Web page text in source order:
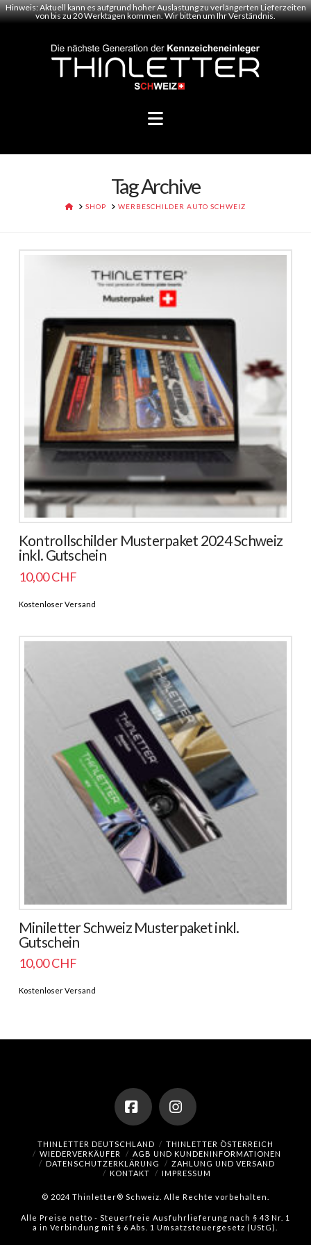
Hinweis: Aktuell kann es aufgrund hoher Auslastung zu verlängerten Lieferzeiten
von bis zu 20 Werktagen kommen. Wir bitten um Ihr Verständnis.
Navigation
Tag Archive
HOME
SHOP WERBESCHILDER AUTO SCHWEIZ
Kontrollschilder Musterpaket 2024 Schweiz
inkl. Gutschein
10,00CHF
Kostenloser Versand
Miniletter Schweiz Musterpaket inkl.
Gutschein
10,00CHF
Kostenloser Versand
FacebookInstagram
THINLETTER DEUTSCHLAND
THINLETTER ÖSTERREICH
WIEDERVERKÄUFER
AGB UND KUNDENINFORMATIONEN
DATENSCHUTZERKLÄRUNG
ZAHLUNG UND VERSAND
KONTAKT
IMPRESSUM
© 2024 Thinletter® Schweiz. Alle Rechte vorbehalten.
Alle Preise netto - Steuerfreie Ausfuhrlieferung nach § 43 Nr. 1
a in Verbindung mit § 6 Abs. 1 Umsatzsteuergesetz (UStG).